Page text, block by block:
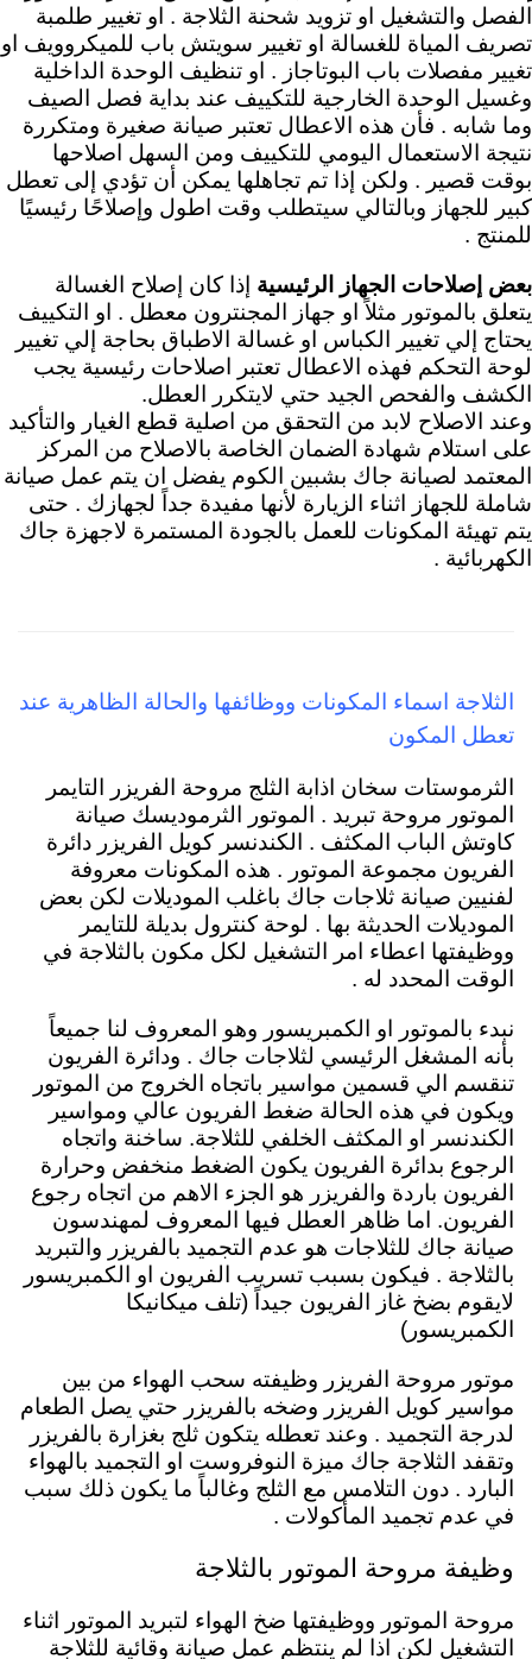
الفصل والتشغيل او تزويد شحنة الثلاجة . او تغيير طلمبة
تصريف المياة للغسالة او تغيير سويتش باب للميكروويف او
تغيير مفصلات باب البوتاجاز . او تنظيف الوحدة الداخلية
وغسيل الوحدة الخارجية للتكييف عند بداية فصل الصيف
وما شابه . فأن هذه الاعطال تعتبر صيانة صغيرة ومتكررة
نتيجة الاستعمال اليومي للتكييف ومن السهل اصلاحها
بوقت قصير . ولكن إذا تم تجاهلها يمكن أن تؤدي إلى تعطل
كبير للجهاز وبالتالي سيتطلب وقت اطول وإصلاحًا رئيسيًا
للمنتج .
بعض إصلاحات الجهاز الرئيسية إذا كان إصلاح الغسالة
يتعلق بالموتور مثلاً او جهاز المجنترون معطل . او التكييف
يحتاج إلي تغيير الكباس او غسالة الاطباق بحاجة إلي تغيير
لوحة التحكم فهذه الاعطال تعتبر اصلاحات رئيسية يجب
الكشف والفحص الجيد حتي لايتكرر العطل.
وعند الاصلاح لابد من التحقق من اصلية قطع الغيار والتأكيد
على استلام شهادة الضمان الخاصة بالاصلاح من المركز
المعتمد لصيانة جاك بشبين الكوم يفضل ان يتم عمل صيانة
شاملة للجهاز اثناء الزيارة لأنها مفيدة جداً لجهازك . حتى
يتم تهيئة المكونات للعمل بالجودة المستمرة لاجهزة جاك
الكهربائية .
الثلاجة اسماء المكونات ووظائفها والحالة الظاهرية عند
تعطل المكون
الثرموستات سخان اذابة الثلج مروحة الفريزر التايمر
الموتور مروحة تبريد . الموتور الثرموديسك صيانة
كاوتش الباب المكثف . الكندنسر كويل الفريزر دائرة
الفريون مجموعة الموتور . هذه المكونات معروفة
لفنيين صيانة ثلاجات جاك باغلب الموديلات لكن بعض
الموديلات الحديثة بها . لوحة كنترول بديلة للتايمر
ووظيفتها اعطاء امر التشغيل لكل مكون بالثلاجة في
الوقت المحدد له .
نبدء بالموتور او الكمبريسور وهو المعروف لنا جميعاً
بأنه المشغل الرئيسي لثلاجات جاك . ودائرة الفريون
تنقسم الي قسمين مواسير باتجاه الخروج من الموتور
ويكون في هذه الحالة ضغط الفريون عالي ومواسير
الكندنسر او المكثف الخلفي للثلاجة. ساخنة واتجاه
الرجوع بدائرة الفريون يكون الضغط منخفض وحرارة
الفريون باردة والفريزر هو الجزء الاهم من اتجاه رجوع
الفريون. اما ظاهر العطل فيها المعروف لمهندسون
صيانة جاك للثلاجات هو عدم التجميد بالفريزر والتبريد
بالثلاجة . فيكون بسبب تسريب الفريون او الكمبريسور
لايقوم بضخ غاز الفريون جيداً (تلف ميكانيكا
الكمبريسور)
موتور مروحة الفريزر وظيفته سحب الهواء من بين
مواسير كويل الفريزر وضخه بالفريزر حتي يصل الطعام
لدرجة التجميد . وعند تعطله يتكون ثلج بغزارة بالفريزر
وتقفد الثلاجة جاك ميزة النوفروست او التجميد بالهواء
البارد . دون التلامس مع الثلج وغالباً ما يكون ذلك سبب
في عدم تجميد المأكولات .
وظيفة مروحة الموتور بالثلاجة
مروحة الموتور ووظيفتها ضخ الهواء لتبريد الموتور اثناء
التشغيل لكن اذا لم ينتظم عمل صيانة وقائية للثلاجة